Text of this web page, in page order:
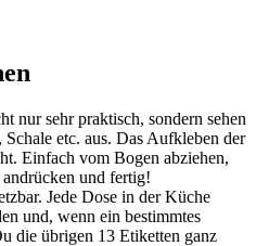
nur sehr praktisch, sondern sehen
etc. aus. Das Aufkleben der
Einfach vom Bogen abziehen,
und fertig!
Jede Dose in der Küche
und, wenn ein bestimmtes
die übrigen 13 Etiketten ganz